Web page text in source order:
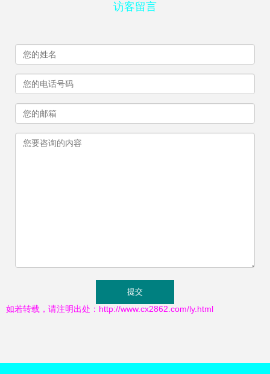
访客留言
如若转载，请注明出处：http://www.cx2862.com/ly.html